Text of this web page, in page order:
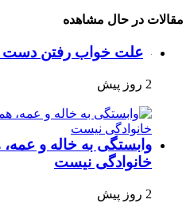
مقالات در حال مشاهده
علت خواب رفتن
2 روز پیش
وابستگی به خاله و
خانوادگی نیست
2 روز پیش